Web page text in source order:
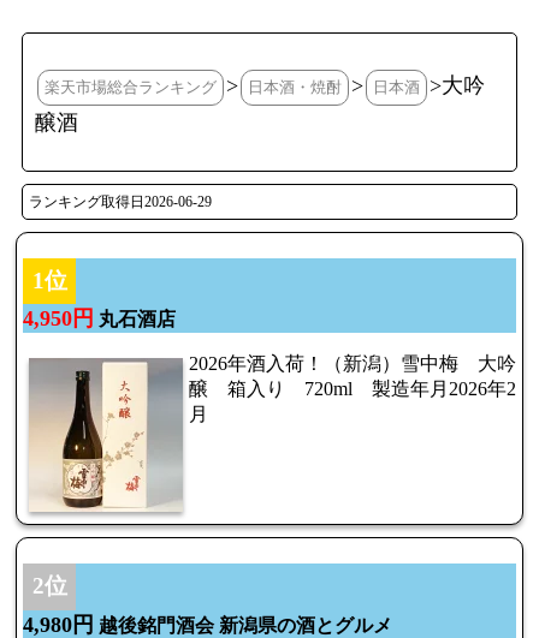
楽天市場総合ランキング > 日本酒・焼酎 > 日本酒 >大吟
醸酒
ランキング取得日2026-06-29
1位
4,950円 丸石酒店
2026年酒入荷！（新潟）雪中梅 大吟
醸 箱入り 720ml 製造年月2026年2
月
2位
4,980円 越後銘門酒会 新潟県の酒とグルメ